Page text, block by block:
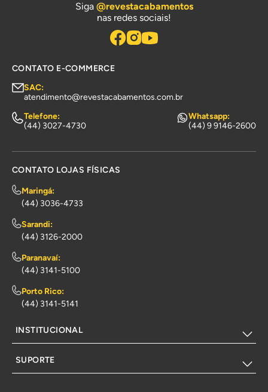
Siga @revestacabamentos
nas redes sociais!
CONTATO E-COMMERCE
SAC:
atendimento@revestacabamentos.com.br
Telefone:
(44) 3027-4730
Whatsapp:
(44) 9 9146-2600
CONTATO LOJAS FÍSICAS
Maringá:
(44) 3036-4733
Sarandi:
(44) 3126-2000
Paranavaí:
(44) 3141-5100
Porto Rico:
(44) 3141-5141
INSTITUCIONAL
SUPORTE